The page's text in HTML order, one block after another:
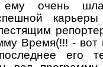
ему очень
Время(!!! -
его